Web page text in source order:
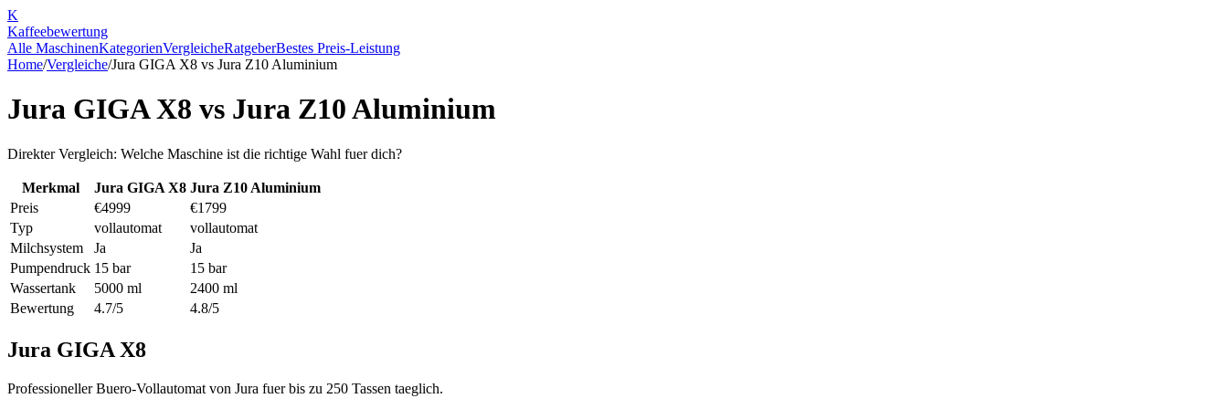
K
Kaffeebewertung
Alle MaschinenKategorienVergleicheRatgeberBestes Preis-Leistung
Home/Vergleiche/Jura GIGA X8 vs Jura Z10 Aluminium
Jura GIGA X8 vs Jura Z10 Aluminium
Direkter Vergleich: Welche Maschine ist die richtige Wahl fuer dich?
Merkmal Jura GIGA X8 Jura Z10 Aluminium
Preis
€4999
€1799
Typ
vollautomat
vollautomat
Milchsystem
Ja
Ja
Pumpendruck 15 bar
15 bar
Wassertank
5000 ml
2400 ml
Bewertung
4.7/5 4.8/5
Jura GIGA X8
Professioneller Buero-Vollautomat von Jura fuer bis zu 250 Tassen taeglich.